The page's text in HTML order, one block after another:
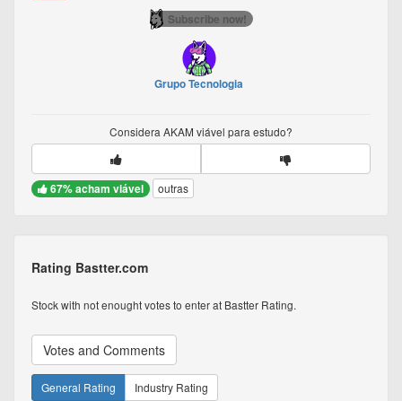
Subscribe now!
Grupo Tecnologia
Considera AKAM viável para estudo?
67% acham viável outras
Rating Bastter.com
Stock with not enought votes to enter at Bastter Rating.
Votes and Comments
General Rating Industry Rating